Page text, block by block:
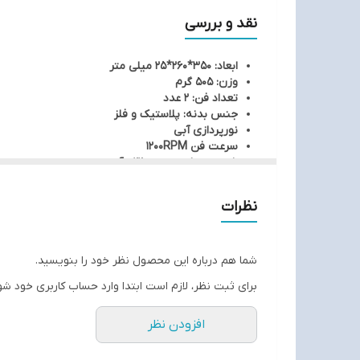
نقد و بررسی
ابعاد: 350*260*25 میلی متر
وزن: 505 گرم
تعداد فن: 2 عدد
جنس بدنه: پلاستیک و فلز
نورپردازی آبی
سرعت فن 1200RPM
شدت جریان عبوری: 0.22 آمپر
استاندارد CE / FCC / RoHSنظرات
شما هم درباره این محصول نظر خود را بنویسید.
برای ثبت نظر، لازم است ابتدا وارد حساب کاربری خود
افزودن نظر